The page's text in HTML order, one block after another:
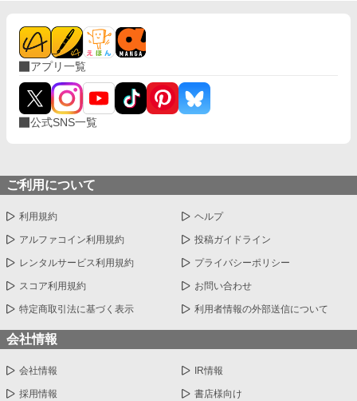
ってるの姉さん達！僕のお乳に牛乳を垂らして飲ませてみろだな
んて！そんなの上手くいくわけ…え、飲んでるよ？え？」 そんな
こんなで、お乳を呑まない赤子が飲んだ噂は広がり他のお貴族様
達にもうちの子がお乳を飲んでくれないの！と言う相談を受け
て、他のほとんどの子は母や姉達のお乳で飲んでくれる子だった
けど何故か数人には僕のお乳がお気に召したようでー 昔お乳をあ
たえた子達が僕のお乳が忘れられないと迫ってきます!! 「僕はお
ります(＞＜) 誤字脱字、言葉使いが変な所がありましたら脳内変
換して頂けますと幸いです。
アプリ一覧
公式SNS一覧
ご利用について
利用規約 ヘルプ
アルファコイン利用規約 投稿ガイドライン
レンタルサービス利用規約 プライバシーポリシー
スコア利用規約 お問い合わせ
特定商取引法に基づく表示 利用者情報の外部送信について
会社情報
会社情報 IR情報
採用情報 書店様向け